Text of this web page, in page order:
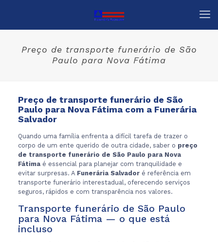
Preço de transporte funerário de São
Paulo para Nova Fátima
Preço de transporte funerário de São
Paulo para Nova Fátima com a Funerária
Salvador
Quando uma família enfrenta a difícil tarefa de trazer o
corpo de um ente querido de outra cidade, saber o preço
de transporte funerário de São Paulo para Nova
Fátima é essencial para planejar com tranquilidade e
evitar surpresas. A Funerária Salvadoré referência em
transporte funerário interestadual, oferecendo serviços
seguros, rápidos e com transparência nos valores.
Transporte funerário de São Paulo
para Nova Fátima — o que está
incluso